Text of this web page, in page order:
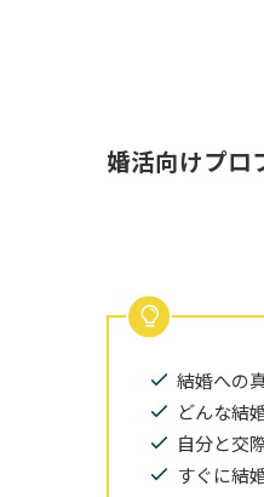
婚活向けプロ
結婚への
どんな結
自分と交
すぐに結